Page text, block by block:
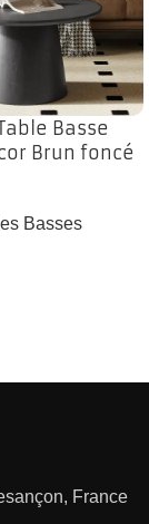
Basse
Brun foncé
Basses
France